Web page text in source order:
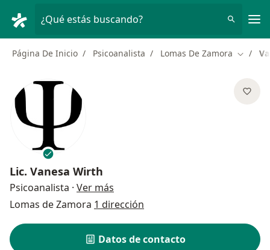
¿Qué estás buscando?
Página De Inicio Psicoanalista Lomas De Zamora
Lic. Vanesa Wirth
Psicoanalista · Ver más
Lomas de Zamora 1 dirección
Datos de contacto